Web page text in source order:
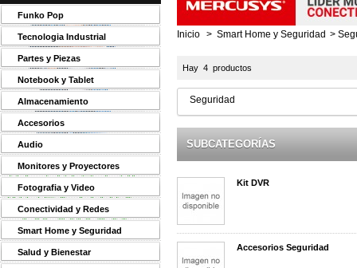
Funko Pop
Tecnologia Industrial
Partes y Piezas
Notebook y Tablet
Almacenamiento
Accesorios
Audio
Monitores y Proyectores
Fotografia y Video
Conectividad y Redes
Smart Home y Seguridad
Salud y Bienestar
Inicio > Smart Home y Seguridad >
Hay 4 productos
Seguridad
SUBCATEGORÍAS
Kit DVR
Accesorios Seguridad